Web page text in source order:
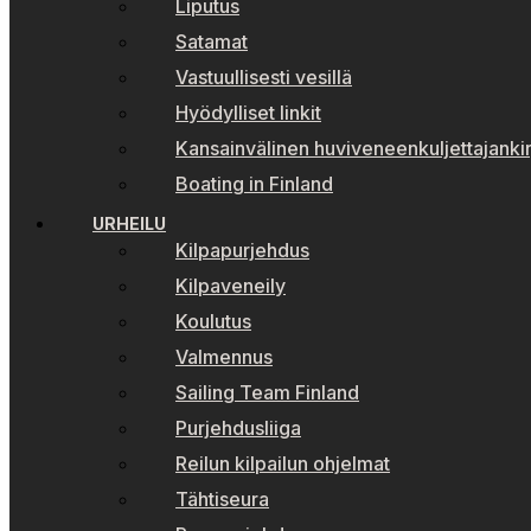
Liputus
Satamat
Vastuullisesti vesillä
Hyödylliset linkit
Kansainvälinen
Boating in Finland
URHEILU
Kilpapurjehdus
Kilpaveneily
Koulutus
Valmennus
Sailing Team Finland
Purjehdusliiga
Reilun kilpailun ohjelmat
Tähtiseura